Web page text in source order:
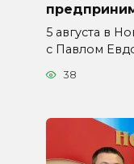
5 августа в
с Павлом
38